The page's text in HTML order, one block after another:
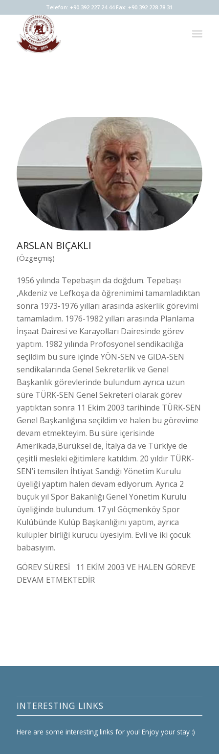
Telefon: +90 392 227 24 44 Fax: +90 392 228 78 31
ARSLAN BIÇAKLI
(Özgeçmiş)
1956 yılında Tepebaşın da doğdum. Tepebaşı
,Akdeniz ve Lefkoşa da öğrenimimi tamamladıktan
sonra 1973-1976 yılları arasında askerlik görevimi
tamamladım. 1976-1982 yılları arasında Planlama
İnşaat Dairesi ve Karayolları Dairesinde görev
yaptım. 1982 yılında Profosyonel sendikacılığa
seçildim bu süre içinde YÖN-SEN ve GIDA-SEN
sendikalarında Genel Sekreterlik ve Genel
Başkanlık görevlerinde bulundum ayrıca uzun
süre TÜRK-SEN Genel Sekreteri olarak görev
yaptıktan sonra 11 Ekim 2003 tarihinde TÜRK-SEN
Genel Başkanlığına seçildim ve halen bu görevime
devam etmekteyim. Bu süre içerisinde
Amerikada,Bürüksel de, İtalya da ve Türkiye de
çeşitli mesleki eğitimlere katıldım. 20 yıldır TÜRK-
SEN’i temsilen İhtiyat Sandığı Yönetim Kurulu
üyeliği yaptım halen devam ediyorum. Ayrıca 2
buçuk yıl Spor Bakanlığı Genel Yönetim Kurulu
üyeliğinde bulundum. 17 yıl Göçmenköy Spor
Kulübünde Kulüp Başkanlığını yaptım, ayrıca
kulüpler birliği kurucu üyesiyim. Evli ve iki çocuk
babasıyım.
GÖREV SÜRESİ 11 EKİM 2003 VE HALEN GÖREVE
DEVAM ETMEKTEDİR
INTERESTING LINKS
Here are some interesting links for you! Enjoy your stay :)